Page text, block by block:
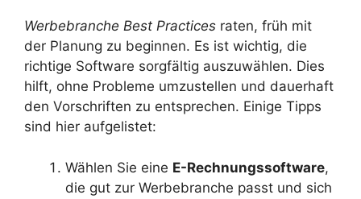
Werbebranche Best Practices raten, früh mit
der Planung zu beginnen. Es ist wichtig, die
richtige Software sorgfältig auszuwählen. Dies
hilft, ohne Probleme umzustellen und dauerhaft
den Vorschriften zu entsprechen. Einige Tipps
sind hier aufgelistet:
Wählen Sie eine E-Rechnungssoftware,
die gut zur Werbebranche passt und sich